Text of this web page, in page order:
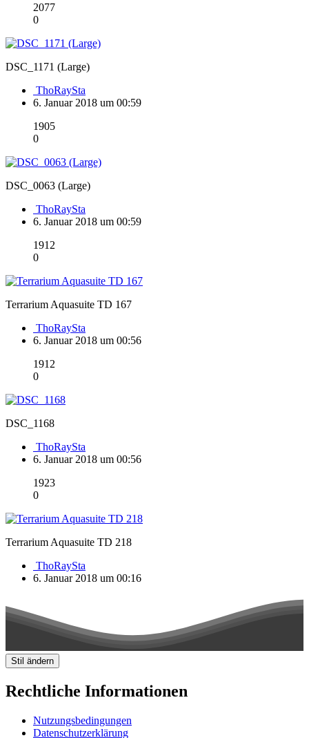
2077
0
DSC_1171 (Large)
ThoRaySta
6. Januar 2018 um 00:59
1905
0
DSC_0063 (Large)
ThoRaySta
6. Januar 2018 um 00:59
1912
0
Terrarium Aquasuite TD 167
ThoRaySta
6. Januar 2018 um 00:56
1912
0
DSC_1168
ThoRaySta
6. Januar 2018 um 00:56
1923
0
Terrarium Aquasuite TD 218
ThoRaySta
6. Januar 2018 um 00:16
Stil ändern
Rechtliche Informationen
Nutzungsbedingungen
Datenschutzerklärung